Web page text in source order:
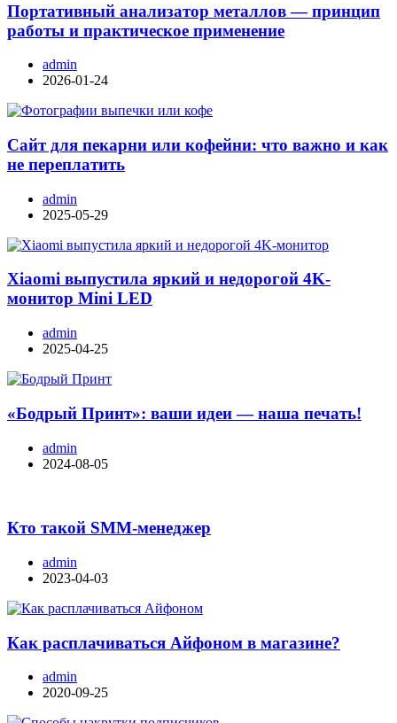
Портативный анализатор металлов — принцип
работы и практическое применение
admin
2026-01-24
Сайт для пекарни или кофейни: что важно и как
не переплатить
admin
2025-05-29
Xiaomi выпустила яркий и недорогой 4K-
монитор Mini LED
admin
2025-04-25
«Бодрый Принт»: ваши идеи — наша печать!
admin
2024-08-05
Кто такой SMM-менеджер
admin
2023-04-03
Как расплачиваться Айфоном в магазине?
admin
2020-09-25